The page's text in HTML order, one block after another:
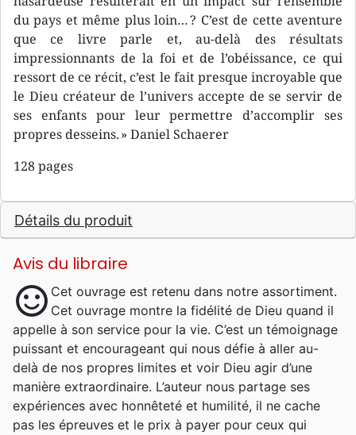
du pays et même plus loin… ? C’est de cette aventure
que ce livre parle et, au-delà des résultats
impressionnants de la foi et de l’obéissance, ce qui
ressort de ce récit, c’est le fait presque incroyable que
le Dieu créateur de l’univers accepte de se servir de
ses enfants pour leur permettre d’accomplir ses
propres desseins. » Daniel Schaerer
128 pages
Détails du produit
Avis du libraire
sentiment_satisfied Cet ouvrage est retenu dans notre assortiment.
Cet ouvrage montre la fidélité de Dieu quand il
appelle à son service pour la vie. C’est un témoignage
puissant et encourageant qui nous défie à aller au-
delà de nos propres limites et voir Dieu agir d’une
manière extraordinaire. L’auteur nous partage ses
expériences avec honnêteté et humilité, il ne cache
pas les épreuves et le prix à payer pour ceux qui